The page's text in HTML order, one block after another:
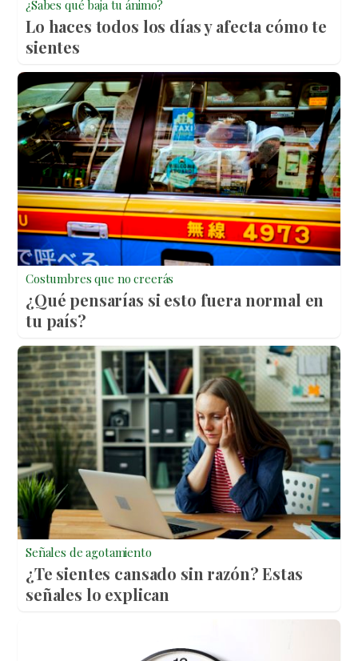
¿Sabes qué baja tu ánimo?
Lo haces todos los días y afecta cómo te
sientes
Costumbres que no creerás
¿Qué pensarías si esto fuera normal en
tu país?
Señales de agotamiento
¿Te sientes cansado sin razón? Estas
señales lo explican